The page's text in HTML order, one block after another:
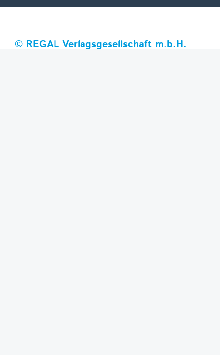
© REGAL Verlagsgesellschaft m.b.H.